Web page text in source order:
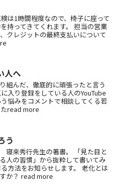
は1時間程度なので、椅子に座って
持ってきてくれます。 担当の営業
クレジットの最終支払いについて
人へ
組んだ、徹底的に頑張ったと言う
入り登録をしている人のYouTube
悩みをコメントで相談してくる若
read more
う
来秀行先生の著書。 「見た目と
人の習慣」から抜粋して書いてみ
方法をお知らせします。 老化とは
か？ read more